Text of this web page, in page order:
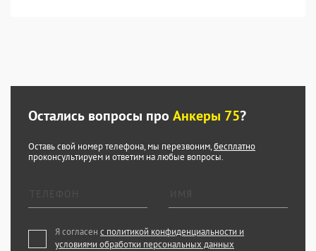
Остались вопросы про Анкеры 75?
Оставь свой номер телефона, мы перезвоним,бесплатно
проконсультируем и ответим на любые вопросы.
Я согласен с политикой конфиденциальности и
условиями обработки персональных данных